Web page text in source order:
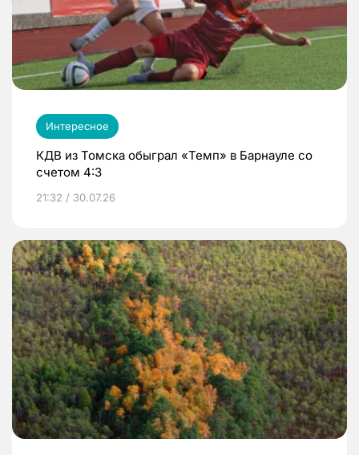
Интересное
КДВ из Томска обыграл «Темп» в Барнауле со
счетом 4:3
21:32 / 30.07.26